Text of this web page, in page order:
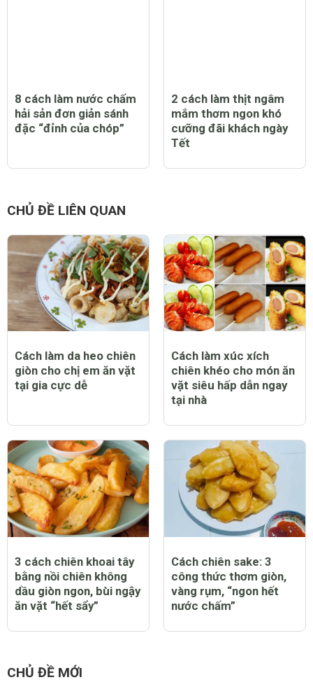
8 cách làm nước chấm
hải sản đơn giản sánh
đặc “đỉnh của chóp”
2 cách làm thịt ngâm
mắm thơm ngon khó
cưỡng đãi khách ngày
Tết
CHỦ ĐỀ LIÊN QUAN
Cách làm da heo chiên
giòn cho chị em ăn vặt
tại gia cực dễ
Cách làm xúc xích
chiên khéo cho món ăn
vặt siêu hấp dẫn ngay
tại nhà
3 cách chiên khoai tây
bằng nồi chiên không
dầu giòn ngon, bùi ngậy
ăn vặt “hết sẩy”
Cách chiên sake: 3
công thức thơm giòn,
vàng rụm, “ngon hết
nước chấm”
CHỦ ĐỀ MỚI